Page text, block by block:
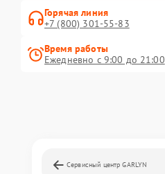
Горячая линия
+7 (800) 301-55-83
Время работы
Ежедневно с 9:00 до 21:00
Сервисный центр GARLYN